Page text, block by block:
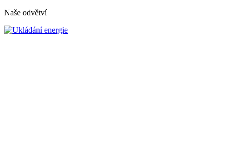
Naše odvětví